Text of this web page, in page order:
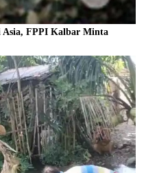
Asia, FPPI Kalbar Minta